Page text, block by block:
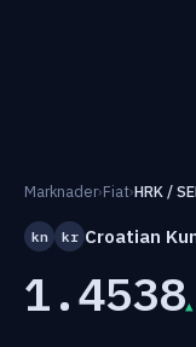
Marknader›Fiat›HRK /
kn kr Croatian
1.4538